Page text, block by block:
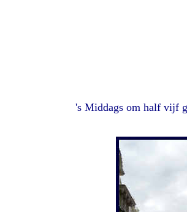
's Middags om half vijf